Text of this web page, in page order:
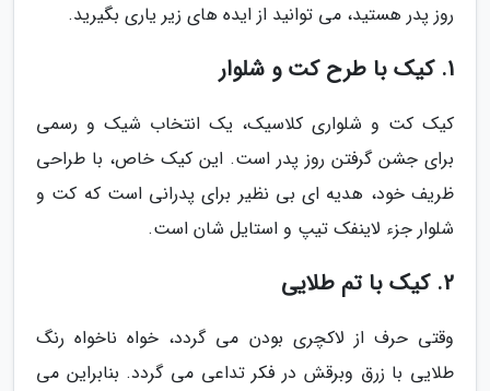
روز پدر هستید، می توانید از ایده های زیر یاری بگیرید.
1. کیک با طرح کت و شلوار
کیک کت و شلواری کلاسیک، یک انتخاب شیک و رسمی
برای جشن گرفتن روز پدر است. این کیک خاص، با طراحی
ظریف خود، هدیه ای بی نظیر برای پدرانی است که کت و
شلوار جزء لاینفک تیپ و استایل شان است.
2. کیک با تم طلایی
وقتی حرف از لاکچری بودن می گردد، خواه ناخواه رنگ
طلایی با زرق وبرقش در فکر تداعی می گردد. بنابراین می